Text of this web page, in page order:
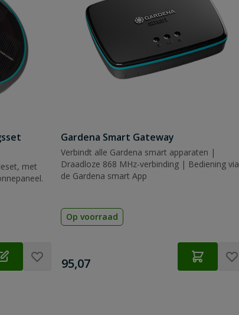
met
Gardena Smart Gateway
Verbindt alle Gardena smart apparaten |
Draadloze 868 MHz-verbinding | Bediening via
de Gardena smart App
Op voorraad
€
95,07